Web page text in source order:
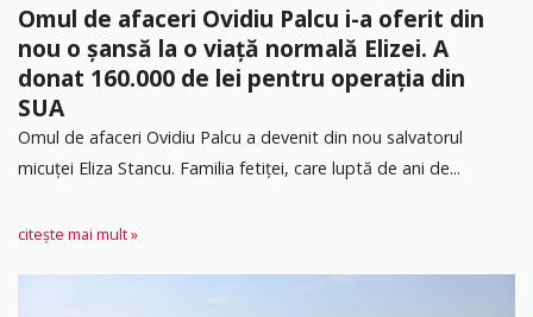
Omul de afaceri Ovidiu Palcu i-a oferit din
nou o șansă la o viață normală Elizei. A
donat 160.000 de lei pentru operația din
SUA
Omul de afaceri Ovidiu Palcu a devenit din nou salvatorul
micuței Eliza Stancu. Familia fetiței, care luptă de ani de...
citește mai mult »